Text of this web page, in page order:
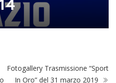
In Oro” del 31 marzo 2019